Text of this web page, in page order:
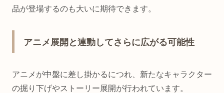
品が登場するのも大いに期待できます。
アニメ展開と連動してさらに広がる可能性
アニメが中盤に差し掛かるにつれ、新たなキャラクター
の掘り下げやストーリー展開が行われています。